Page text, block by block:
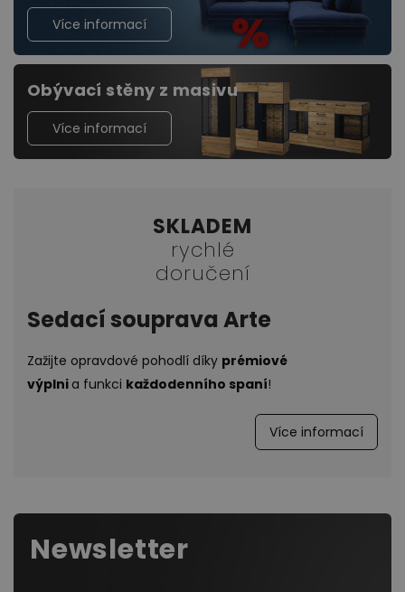
Více informací
Obývací stěny z masivu
Více informací
SKLADEM
rychlé
doručení
Sedací souprava Arte
Zažijte opravdové pohodlí díky prémiové
výplni a funkci každodenního spaní!
Více informací
Newsletter